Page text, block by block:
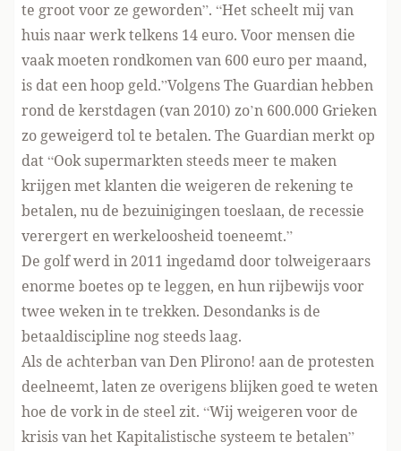
te groot voor ze geworden”. “Het scheelt mij van
huis naar werk telkens 14 euro. Voor mensen die
vaak moeten rondkomen van 600 euro per maand,
is dat een hoop geld.”Volgens The Guardian hebben
rond de kerstdagen (van 2010) zo’n 600.000 Grieken
zo geweigerd tol te betalen. The Guardian merkt op
dat “Ook supermarkten steeds meer te maken
krijgen met klanten die weigeren de rekening te
betalen, nu de bezuinigingen toeslaan, de recessie
verergert en werkeloosheid toeneemt.”
De golf werd in 2011 ingedamd door tolweigeraars
enorme boetes op te leggen, en hun rijbewijs voor
twee weken in te trekken. Desondanks is de
betaaldiscipline nog steeds laag.
Als de achterban van Den Plirono! aan de protesten
deelneemt, laten ze overigens blijken goed te weten
hoe de vork in de steel zit. “Wij weigeren voor de
krisis van het Kapitalistische systeem te betalen”